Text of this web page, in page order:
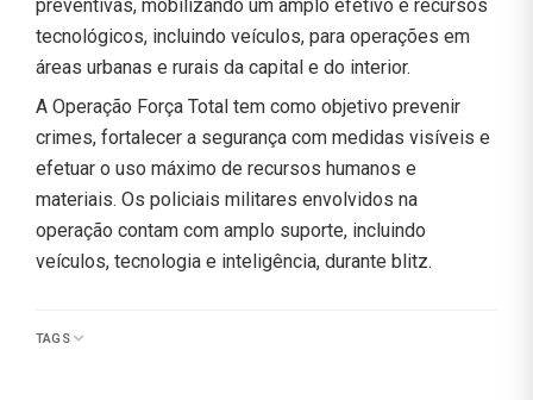
preventivas, mobilizando um amplo efetivo e recursos
tecnológicos, incluindo veículos, para operações em
áreas urbanas e rurais da capital e do interior.
A Operação Força Total tem como objetivo prevenir
crimes, fortalecer a segurança com medidas visíveis e
efetuar o uso máximo de recursos humanos e
materiais. Os policiais militares envolvidos na
operação contam com amplo suporte, incluindo
veículos, tecnologia e inteligência, durante blitz.
TAGS